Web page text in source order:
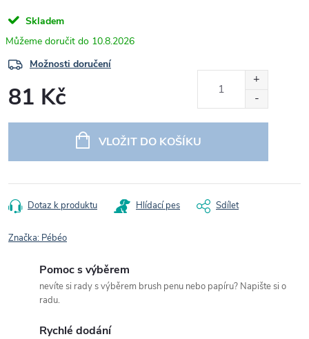
Skladem
10.8.2026
Možnosti doručení
81 Kč
VLOŽIT DO KOŠÍKU
Dotaz k produktu Hlídací pes Sdílet
Značka: Pébéo
Pomoc s výběrem
nevíte si rady s výběrem brush penu nebo papíru? Napište si o
radu.
Rychlé dodání